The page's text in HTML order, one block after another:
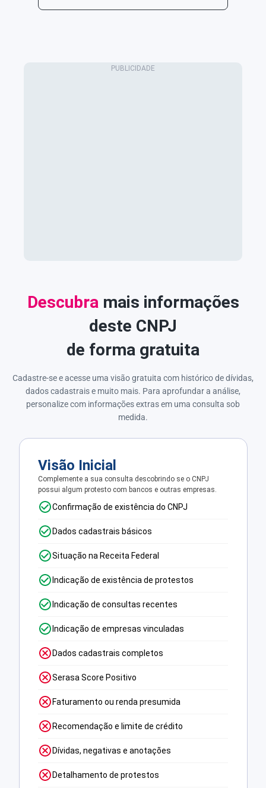
Descubra mais informações
deste CNPJ
de forma gratuita
Cadastre-se e acesse uma visão gratuita com histórico de dívidas,
dados cadastrais e muito mais. Para aprofundar a análise,
personalize com informações extras em uma consulta sob
medida.
Visão Inicial
Complemente a sua consulta descobrindo se o CNPJ
possui algum protesto com bancos e outras empresas.
Confirmação de existência do CNPJ
Dados cadastrais básicos
Situação na Receita Federal
Indicação de existência de protestos
Indicação de consultas recentes
Indicação de empresas vinculadas
Dados cadastrais completos
Serasa Score Positivo
Faturamento ou renda presumida
Recomendação e limite de crédito
Dívidas, negativas e anotações
Detalhamento de protestos